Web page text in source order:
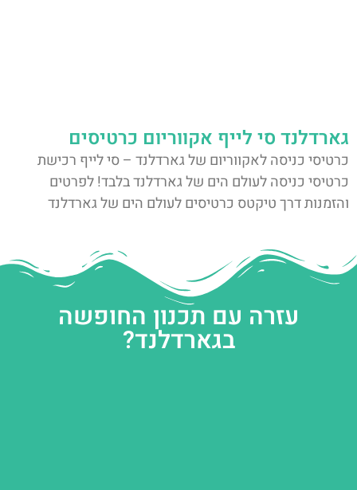
גארדלנד סי לייף אקווריום כרטיסים
כרטיסי כניסה לאקווריום של גארדלנד – סי לייף רכישת
כרטיסי כניסה לעולם הים של גארדלנד בלבד! לפרטים
והזמנות דרך טיקטס כרטיסים לעולם הים של גארדלנד
עזרה עם תכנון החופשה
בגארדלנד?